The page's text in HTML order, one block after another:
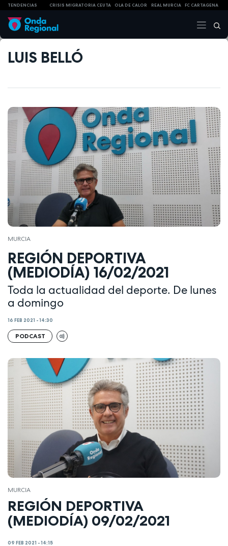
TENDENCIAS CRISIS MIGRATORIA CEUTA OLA DE CALOR REAL MURCIA FC CARTAGENA
LUIS BELLÓ
MURCIA
REGIÓN DEPORTIVA
(MEDIODÍA) 16/02/2021
Toda la actualidad del deporte. De lunes
a domingo
16 FEB 2021 - 14:30
PODCAST
MURCIA
REGIÓN DEPORTIVA
(MEDIODÍA) 09/02/2021
09 FEB 2021 - 14:15